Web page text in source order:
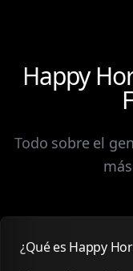
Happy
Todo sobre el
¿Qué es Happy